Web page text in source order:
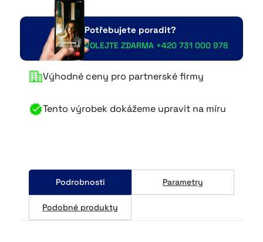
Rekuperace
Izolované flexibilní hadice
~Hliníkové flexibilní hadice
~Vzduchové ventily
Společnost
Služby
Potřebujete poradit?
VOLEJTE ZDARMA +420 731 000 978
Výhodné ceny pro partnerské firmy
Tento výrobek dokážeme upravit na míru
Podrobnosti Parametry
Podobné produkty